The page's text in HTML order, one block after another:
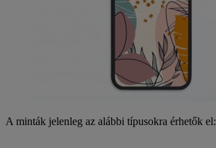
A minták jelenleg az alábbi típusokra érhetők el: